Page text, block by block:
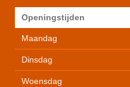
Openingstijden
Maandag
Dinsdag
Woensdag